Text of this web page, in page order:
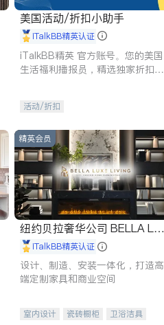
美国活动/折扣小助手
iTalkBB精英认证
iTalkBB精英 官方账号。您的美国
生活福利播报员，精选独家折扣、
活动/折扣
精英会员
纽约贝拉奢华公司 BELLA LUX
E iTalkBB精英认证
设计、制造、安装一体化，打造高
端定制家具和商业空间
室内设计 瓷砖橱柜
卫浴洁具